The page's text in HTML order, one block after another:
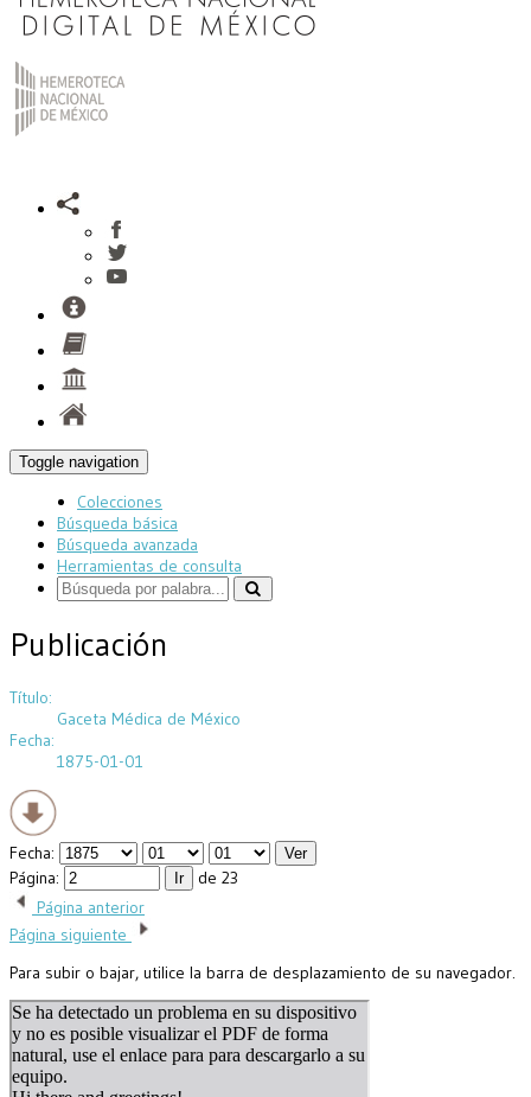
Toggle navigation
Colecciones
Búsqueda básica
Búsqueda avanzada
Herramientas de consulta
Publicación
Título:
Gaceta Médica de México
Fecha:
1875-01-01
Fecha:
Página:
de 23
Página anterior
Página siguiente
Para subir o bajar, utilice la barra de desplazamiento de su navegador.